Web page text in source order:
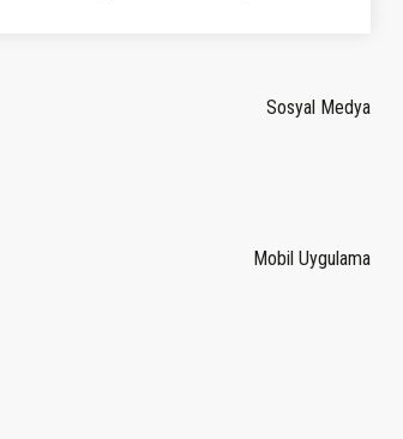
Sosyal Medya
Mobil Uygulama